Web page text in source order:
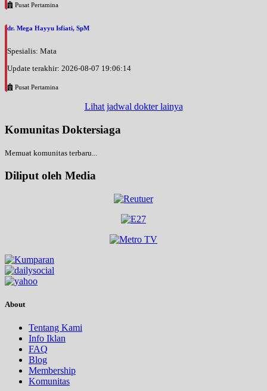
Pusat Pertamina
dr. Mega Hayyu Isfiati, SpM
Spesialis: Mata
Update terakhir: 2026-08-07 19:06:14
Pusat Pertamina
Lihat jadwal dokter lainya
Komunitas Doktersiaga
Memuat komunitas terbaru...
Diliput oleh Media
About
Tentang Kami
Info Iklan
FAQ
Blog
Membership
Komunitas